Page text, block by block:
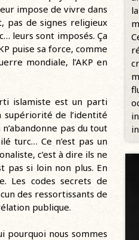
impose de vivre dans
pas de signes religieux
leurs sont imposés. Ça
puise sa force, comme
mondiale, l’AKP en
islamiste est un parti
supériorité de l’identité
pas du tout
turc… Ce n’est pas un
c’est à dire ils ne
pas si loin non plus. En
Les codes secrets de
des ressortissants de
publique.
pourquoi nous sommes